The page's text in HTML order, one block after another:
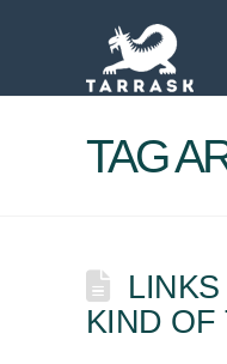
TAG
KIND OF